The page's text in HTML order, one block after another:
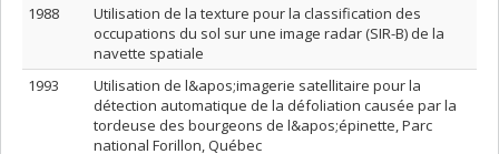
1988
Utilisation de la texture pour la classification des
occupations du sol sur une image radar (SIR-B) de la
navette spatiale
1993
Utilisation de l&apos;imagerie satellitaire pour la
détection automatique de la défoliation causée par la
tordeuse des bourgeons de l&apos;épinette, Parc
national Forillon, Québec